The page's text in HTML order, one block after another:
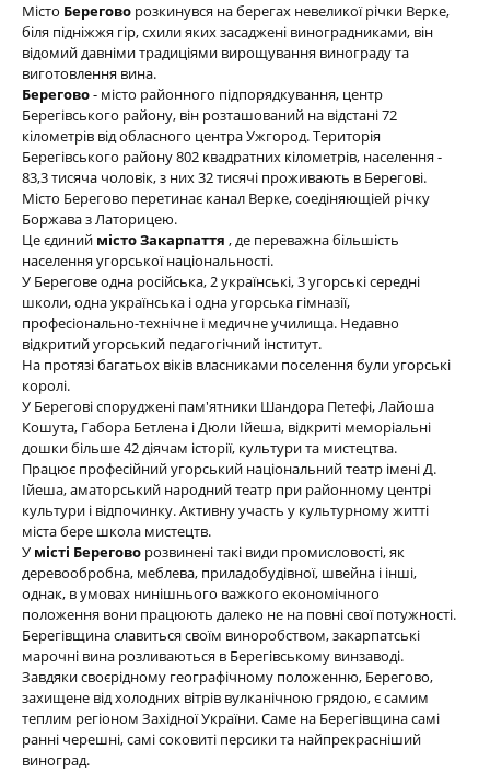
Місто Берегово розкинувся на берегах невеликої річки Верке,
біля підніжжя гір, схили яких засаджені виноградниками, він
відомий давніми традиціями вирощування винограду та
виготовлення вина.
Берегово- місто районного підпорядкування, центр
Берегівського району, він розташований на відстані 72
кілометрів від обласного центра Ужгород. Територія
Берегівського району 802 квадратних кілометрів, населення -
83,3 тисяча чоловік, з них 32 тисячі проживають в Берегові.
Місто Берегово перетинає канал Верке, соедіняющіей річку
Боржава з Латорицею.
Це єдиний місто Закарпаття , де переважна більшість
населення угорської національності.
У Берегове одна російська, 2 українські, 3 угорські середні
школи, одна українська і одна угорська гімназії,
професіонально-технічне і медичне училища. Недавно
відкритий угорський педагогічний інститут.
На протязі багатьох віків власниками поселення були угорські
королі.
У Берегові споруджені пам'ятники Шандора Петефі, Лайоша
Кошута, Габора Бетлена і Дюли Ійеша, відкриті меморіальні
дошки більше 42 діячам історії, культури та мистецтва.
Працює професійний угорський національний театр імені Д.
Ійеша, аматорський народний театр при районному центрі
культури і відпочинку. Активну участь у культурному житті
міста бере школа мистецтв.
У місті Берегово розвинені такі види промисловості, як
деревообробна, меблева, приладобудівної, швейна і інші,
однак, в умовах нинішнього важкого економічного
положення вони працюють далеко не на повні свої потужності.
Берегівщина славиться своїм виноробством, закарпатські
марочні вина розливаються в Берегівському винзаводі.
Завдяки своєрідному географічному положенню, Берегово,
захищене від холодних вітрів вулканічною грядою, є самим
теплим регіоном Західної України. Саме на Берегівщина самі
ранні черешні, самі соковиті персики та найпрекрасніший
виноград.